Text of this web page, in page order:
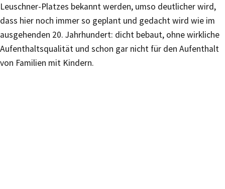
Leuschner-Platzes bekannt werden, umso deutlicher wird,
dass hier noch immer so geplant und gedacht wird wie im
ausgehenden 20. Jahrhundert: dicht bebaut, ohne wirkliche
Aufenthaltsqualität und schon gar nicht für den Aufenthalt
von Familien mit Kindern.